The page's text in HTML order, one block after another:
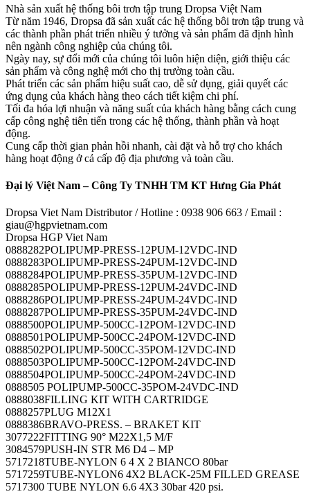
Nhà sản xuất hệ thống bôi trơn tập trung Dropsa Việt Nam
Từ năm 1946, Dropsa đã sản xuất các hệ thống bôi trơn tập trung và
các thành phần phát triển nhiều ý tưởng và sản phẩm đã định hình
nên ngành công nghiệp của chúng tôi.
Ngày nay, sự đổi mới của chúng tôi luôn hiện diện, giới thiệu các
sản phẩm và công nghệ mới cho thị trường toàn cầu.
Phát triển các sản phẩm hiệu suất cao, dễ sử dụng, giải quyết các
ứng dụng của khách hàng theo cách tiết kiệm chi phí.
Tối đa hóa lợi nhuận và năng suất của khách hàng bằng cách cung
cấp công nghệ tiên tiến trong các hệ thống, thành phần và hoạt
động.
Cung cấp thời gian phản hồi nhanh, cài đặt và hỗ trợ cho khách
hàng hoạt động ở cả cấp độ địa phương và toàn cầu.
Đại lý Việt Nam – Công Ty TNHH TM KT Hưng Gia Phát
Dropsa Viet Nam Distributor / Hotline : 0938 906 663 / Email :
giau@hgpvietnam.com
Dropsa HGP Viet Nam
0888282POLIPUMP-PRESS-12PUM-12VDC-IND
0888283POLIPUMP-PRESS-24PUM-12VDC-IND
0888284POLIPUMP-PRESS-35PUM-12VDC-IND
0888285POLIPUMP-PRESS-12PUM-24VDC-IND
0888286POLIPUMP-PRESS-24PUM-24VDC-IND
0888287POLIPUMP-PRESS-35PUM-24VDC-IND
0888500POLIPUMP-500CC-12POM-12VDC-IND
0888501POLIPUMP-500CC-24POM-12VDC-IND
0888502POLIPUMP-500CC-35POM-12VDC-IND
0888503POLIPUMP-500CC-12POM-24VDC-IND
0888504POLIPUMP-500CC-24POM-24VDC-IND
0888505 POLIPUMP-500CC-35POM-24VDC-IND
0888038FILLING KIT WITH CARTRIDGE
0888257PLUG M12X1
0888386BRAVO-PRESS. – BRAKET KIT
3077222FITTING 90° M22X1,5 M/F
3084579PUSH-IN STR M6 D4 – MP
5717218TUBE-NYLON 6 4 X 2 BIANCO 80bar
5717259TUBE-NYLON6 4X2 BLACK-25M FILLED GREASE
5717300 TUBE NYLON 6.6 4X3 30bar 420 psi.